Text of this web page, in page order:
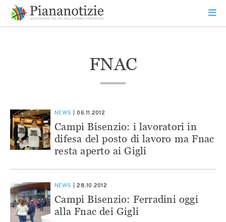
contenuto
SEARCH
FNAC
NEWS 06.11.2012
Campi Bisenzio: i lavoratori in
difesa del posto di lavoro ma Fnac
resta aperto ai Gigli
NEWS 28.10.2012
Campi Bisenzio: Ferradini oggi
alla Fnac dei Gigli